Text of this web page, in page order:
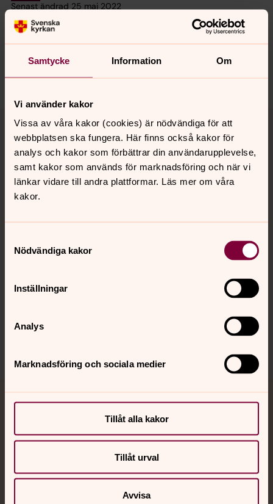
Samtycke Information Om
Vi använder kakor
Vissa av våra kakor (cookies) är nödvändiga för att
webbplatsen ska fungera. Här finns också kakor för
analys och kakor som förbättrar din användarupplevelse,
samt kakor som används för marknadsföring och när vi
länkar vidare till andra plattformar. Läs mer om våra
kakor.
Nödvändiga kakor
Inställningar
Analys
Marknadsföring och sociala medier
Tillåt alla kakor
Tillåt urval
Avvisa
Senast ändrad 25 maj 2022
Synpunkter eller frågor på sidans
innehåll?
Dela
Kontakt
Kalender
Jourhavande präst
Akut samtals- och krisstöd. Prata eller chatta anonymt